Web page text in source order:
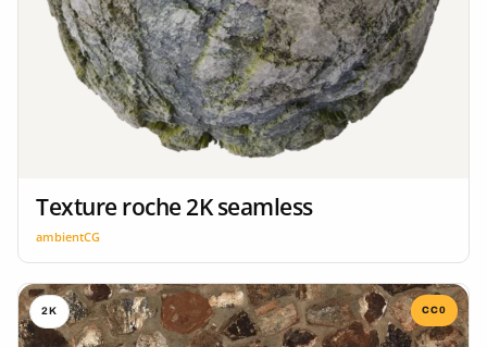
Texture roche 2K seamless
ambientCG
2K CC0